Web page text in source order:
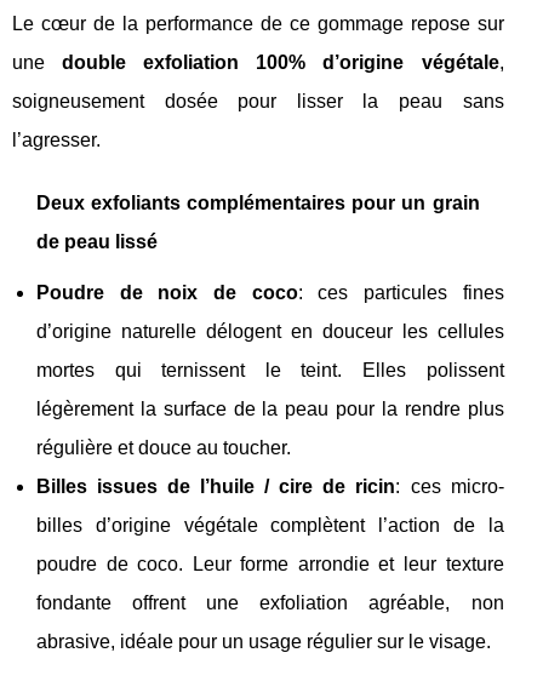
Le cœur de la performance de ce gommage repose sur
unedouble exfoliation 100% d’origine végétale,
soigneusement dosée pour lisser la peau sans
l’agresser.
Deux exfoliants complémentaires pour un grain
de peau lissé
Poudre de noix de coco: ces particules fines
d’origine naturelle délogent en douceur les cellules
mortes qui ternissent le teint. Elles polissent
légèrement la surface de la peau pour la rendre plus
régulière et douce au toucher.
Billes issues de l’huile / cire de ricin: ces micro-
billes d’origine végétale complètent l’action de la
poudre de coco. Leur forme arrondie et leur texture
fondante offrent une exfoliation agréable, non
abrasive, idéale pour un usage régulier sur le visage.